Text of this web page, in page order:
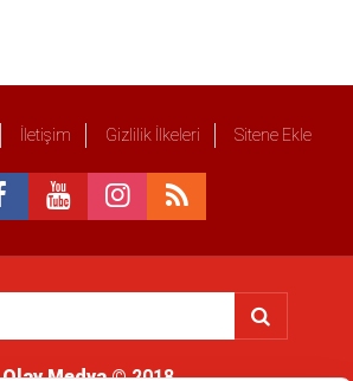
İletişim Gizlilik İlkeleri Sitene Ekle